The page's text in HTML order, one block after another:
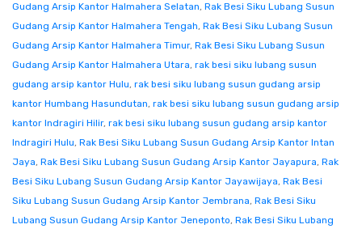
Gudang Arsip Kantor Halmahera Selatan, Rak Besi Siku Lubang Susun
Gudang Arsip Kantor Halmahera Tengah, Rak Besi Siku Lubang Susun
Gudang Arsip Kantor Halmahera Timur, Rak Besi Siku Lubang Susun
Gudang Arsip Kantor Halmahera Utara, rak besi siku lubang susun
gudang arsip kantor Hulu, rak besi siku lubang susun gudang arsip
kantor Humbang Hasundutan, rak besi siku lubang susun gudang arsip
kantor Indragiri Hilir, rak besi siku lubang susun gudang arsip kantor
Indragiri Hulu, Rak Besi Siku Lubang Susun Gudang Arsip Kantor Intan
Jaya, Rak Besi Siku Lubang Susun Gudang Arsip Kantor Jayapura, Rak
Besi Siku Lubang Susun Gudang Arsip Kantor Jayawijaya, Rak Besi
Siku Lubang Susun Gudang Arsip Kantor Jembrana, Rak Besi Siku
Lubang Susun Gudang Arsip Kantor Jeneponto, Rak Besi Siku Lubang